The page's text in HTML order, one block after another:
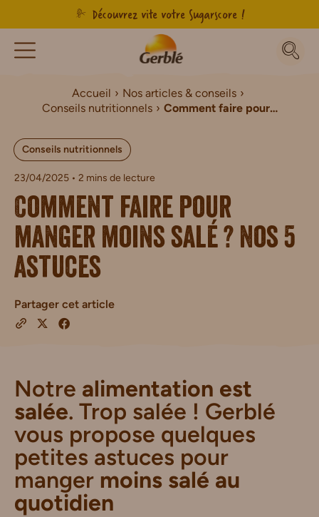
Découvrez vite votre Sugarscore !
Accueil
Nos articles & conseils
Conseils nutritionnels
Comment faire pour manger moins salé ? Nos 5 astuces
Conseils nutritionnels
23/04/2025 • 2 mins de lecture
Comment faire pour
manger moins salé ? Nos 5
astuces
Partager cet article
Notre alimentation est
salée. Trop salée ! Gerblé
vous propose quelques
petites astuces pour
manger moins salé au
quotidien